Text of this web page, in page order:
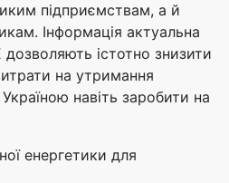
підприємствам, а й
Інформація актуальна
істотно знизити
на утримання
навіть заробити на
енергетики для